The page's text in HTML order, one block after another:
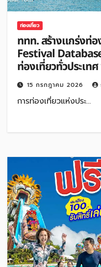
ท่องเที่ยว
ททท. สร้างแกร่งท่อ
Festival
ท่องเที่ยวทั่วประเ
Chatbot AI Travel
รนด์ท่องเที่ยวโลก
15 กรกฎาคม 2026
การท่องเที่ยวแห่งประ…